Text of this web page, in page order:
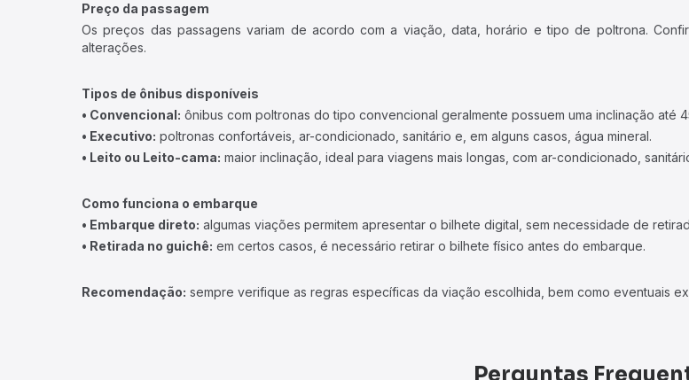
Preço da passagem
Os preços das passagens variam de acordo com a viação, data, horário e tipo de poltrona.
alterações.
Tipos de ônibus disponíveis
• Convencional: ônibus com poltronas do tipo convencional geralmente possuem uma inclinação até
• Executivo: poltronas confortáveis, ar-condicionado, sanitário e, em alguns casos, água mineral.
• Leito ou Leito-cama: maior inclinação, ideal para viagens mais longas, com ar-condicionado,
Como funciona o embarque
• Embarque direto: algumas viações permitem apresentar o bilhete digital, sem necessidade de
• Retirada no guichê: em certos casos, é necessário retirar o bilhete físico antes do embarque.
Recomendação: sempre verifique as regras específicas da viação escolhida, bem como eventuais
Perguntas